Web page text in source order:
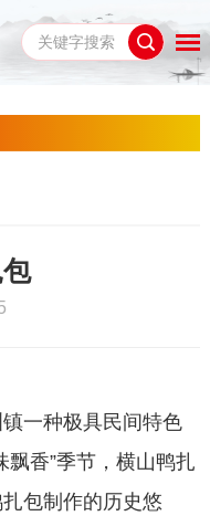
一种极具民间特色
飘香”季节，横山鸭扎
包制作的历史悠